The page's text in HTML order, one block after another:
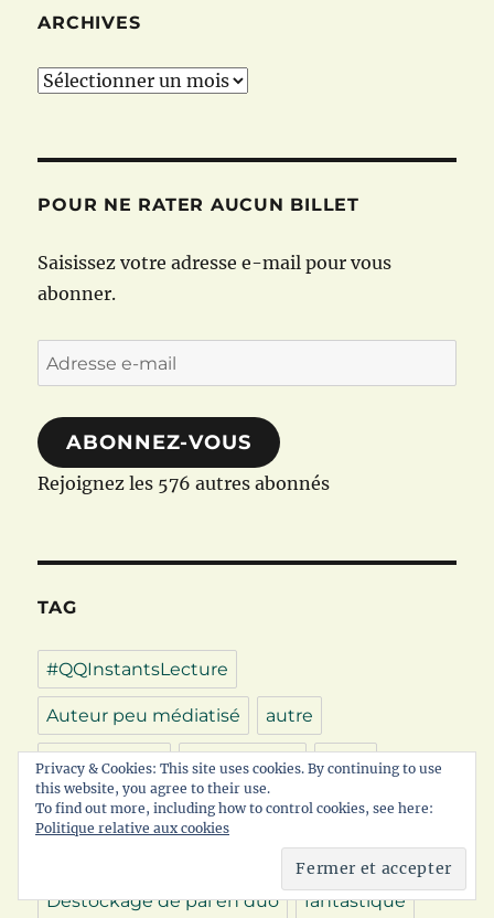
ARCHIVES
Archives
POUR NE RATER AUCUN BILLET
Saisissez votre adresse e-mail pour vous
abonner.
Adresse
e-
mail
ABONNEZ-VOUS
Rejoignez les 576 autres abonnés
TAG
#QQInstantsLecture
Auteur peu médiatisé autre
Bibliothèque bilan lecture bit lit
bookhaul book haul Challenge
contemporain
Destockage de pal en duo fantastique
Privacy & Cookies: This site uses cookies. By continuing to use
this website, you agree to their use.
To find out more, including how to control cookies, see here:
Politique relative aux cookies